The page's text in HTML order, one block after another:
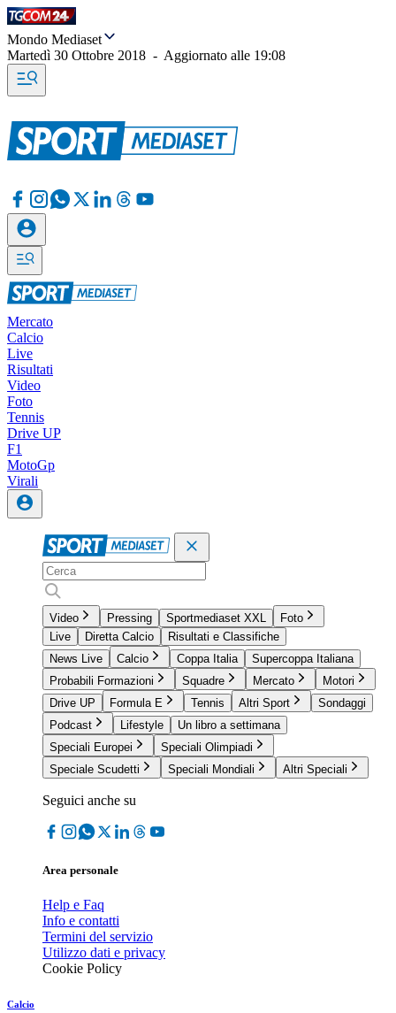
Mondo Mediaset
Martedì 30 Ottobre 2018 - Aggiornato alle 19:08
Mercato
Calcio
Live
Risultati
Video
Foto
Tennis
Drive UP
F1
MotoGp
Virali
Video Pressing Sportmediaset XXL
Foto
Live
Diretta Calcio
Risultati e Classifiche
News Live
Calcio Coppa Italia
Supercoppa Italiana
Probabili Formazioni
Squadre Mercato
Motori
Drive UP
Formula E Tennis Altri Sport
Sondaggi
Podcast
Lifestyle
Un libro a settimana
Speciali Europei
Speciali Olimpiadi
Speciale Scudetti
Speciali Mondiali Altri Speciali
Seguici anche su
Area personale
Help e Faq
Info e contatti
Termini del servizio
Utilizzo dati e privacy
Cookie Policy
Calcio